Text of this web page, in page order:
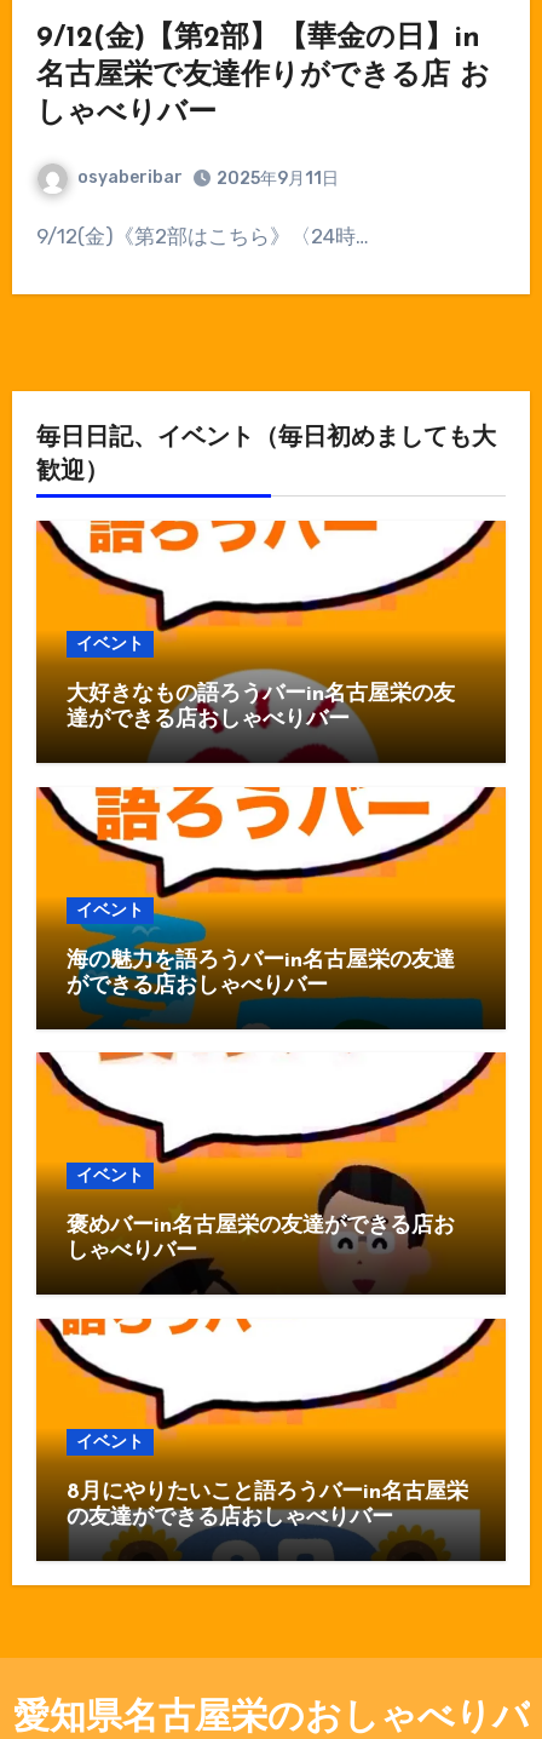
9/12(金)【第2部】【華金の日】in
名古屋栄で友達作りができる店 お
しゃべりバー
osyaberibar 2025年9月11日
9/12(金)《第2部はこちら》〈24時…
毎日日記、イベント（毎日初めましても大
歓迎）
イベント
大好きなもの語ろうバーin名古屋栄の友
達ができる店おしゃべりバー
イベント
海の魅力を語ろうバーin名古屋栄の友達
ができる店おしゃべりバー
イベント
褒めバーin名古屋栄の友達ができる店お
しゃべりバー
イベント
8月にやりたいこと語ろうバーin名古屋栄
の友達ができる店おしゃべりバー
愛知県名古屋栄のおしゃべりバ